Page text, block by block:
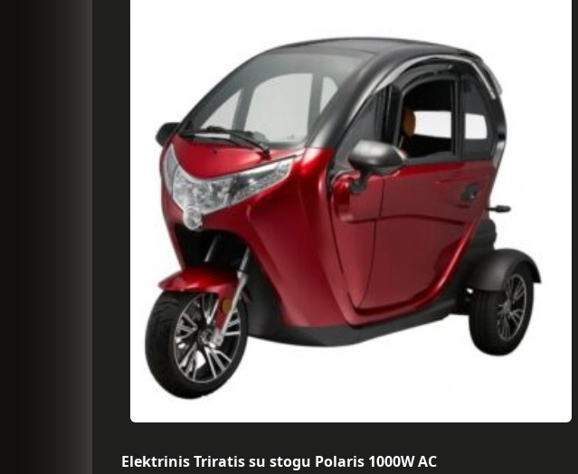
Elektrinis Triratis su stogu Polaris 1000W AC